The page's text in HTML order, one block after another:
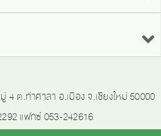
4 ต.ท่าศาลา อ.เมือง จ.เชียงใหม่ 50000
แฟกซ์ 053-242616